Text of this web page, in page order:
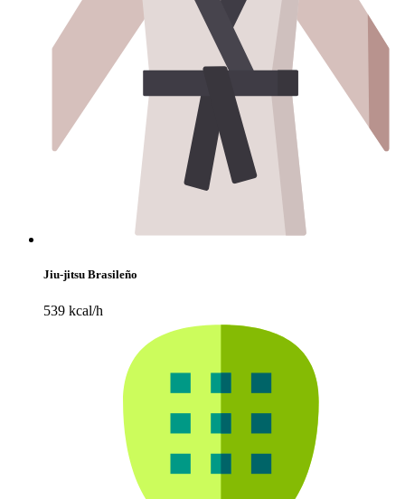
Jiu-jitsu Brasileño
539 kcal/h